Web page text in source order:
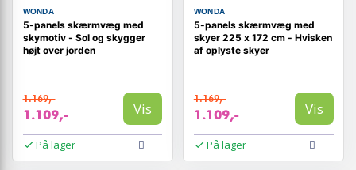
WONDA
5-panels skærmvæg med
skymotiv - Sol og skygger
højt over jorden
1.169,-
1.109,- Vis
På lager
WONDA
5-panels skærmvæg med
skyer 225 x 172 cm - Hvisken
af oplyste skyer
1.169,-
1.109,- Vis
På lager